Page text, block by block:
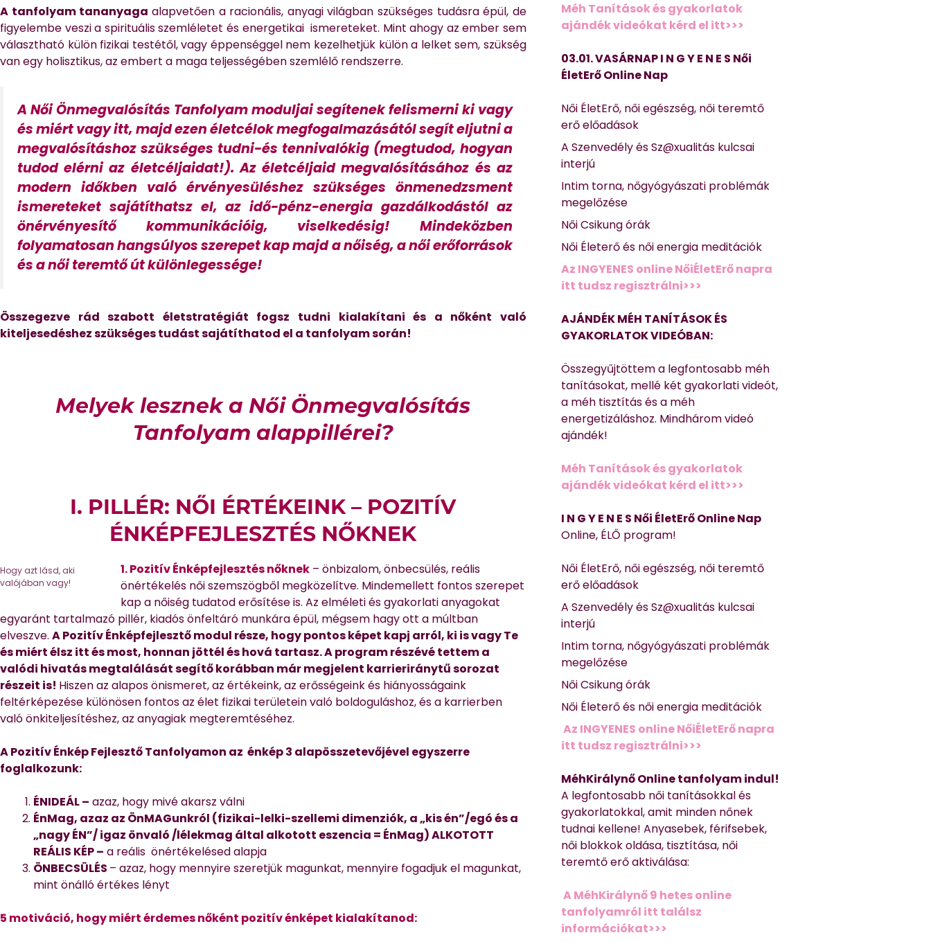
A tanfolyam tananyaga alapvetően a racionális, anyagi világban szükséges tudásra épül, de
figyelembe veszi a spirituális szemléletet és energetikai ismereteket. Mint ahogy az ember sem
választható külön fizikai testétől, vagy éppenséggel nem kezelhetjük külön a lelket sem, szükség
van egy holisztikus, az embert a maga teljességében szemlélő rendszerre.
A Női Önmegvalósítás Tanfolyam moduljai segítenek felismerni ki vagy
és miért vagy itt, majd ezen életcélok megfogalmazásától segít eljutni a
megvalósításhoz szükséges tudni-és tennivalókig (megtudod, hogyan
tudod elérni az életcéljaidat!). Az életcéljaid megvalósításához és az
modern időkben való érvényesüléshez szükséges önmenedzsment
ismereteket sajátíthatsz el, az idő-pénz-energia gazdálkodástól az
önérvényesítő kommunikációig, viselkedésig! Mindeközben
folyamatosan hangsúlyos szerepet kap majd a nőiség, a női erőforrások
és a női teremtő út különlegessége!
Összegezve rád szabott életstratégiát fogsz tudni kialakítani és a nőként való
kiteljesedéshez szükséges tudást sajátíthatod el a tanfolyam során!
Melyek lesznek a Női Önmegvalósítás
Tanfolyam alappillérei?
I. PILLÉR: NŐI ÉRTÉKEINK – POZITÍV
ÉNKÉPFEJLESZTÉS NŐKNEK
Hogy azt lásd, aki
valójában vagy!
1. Pozitív Énképfejlesztés nőknek – önbizalom, önbecsülés, reális
önértékelés női szemszögből megközelítve. Mindemellett fontos szerepet
kap a nőiség tudatod erősítése is. Az elméleti és gyakorlati anyagokat
egyaránt tartalmazó pillér, kiadós önfeltáró munkára épül, mégsem hagy ott a múltban
elveszve. A Pozitív Énképfejlesztő modul része, hogy pontos képet kapj arról, ki is vagy Te
és miért élsz itt és most, honnan jöttél és hová tartasz. A program részévé tettem a
valódi hivatás megtalálását segítő korábban már megjelent karrieriránytű sorozat
részeit is! Hiszen az alapos önismeret, az értékeink, az erősségeink és hiányosságaink
feltérképezése különösen fontos az élet fizikai területein való boldoguláshoz, és a karrierben
való önkiteljesítéshez, az anyagiak megteremtéséhez.
A Pozitív Énkép Fejlesztő Tanfolyamon az énkép 3 alapösszetevőjével egyszerre
foglalkozunk:
ÉNIDEÁL – azaz, hogy mivé akarsz válni
ÉnMag, azaz az ÖnMAGunkról (fizikai-lelki-szellemi dimenziók, a „kis én”/egó és a
„nagy ÉN”/ igaz önvaló /lélekmag által alkotott eszencia = ÉnMag) ALKOTOTT
REÁLIS KÉP – a reális önértékelésed alapja
ÖNBECSÜLÉS – azaz, hogy mennyire szeretjük magunkat, mennyire fogadjuk el magunkat,
mint önálló értékes lényt
5 motiváció, hogy miért érdemes nőként pozitív énképet kialakítanod:
Méh Tanítások és gyakorlatok
ajándék videókat kérd el itt>>>
03.01. VASÁRNAP I N G Y E N E S Női
ÉletErő Online Nap
Női ÉletErő, női egészség, női teremtő
erő előadások
A Szenvedély és Sz@xualitás kulcsai
interjú
Intim torna, nőgyógyászati problémák
megelőzése
Női Csikung órák
Női Életerő és női energia meditációk
Az INGYENES online NőiÉletErő napra
itt tudsz regisztrálni>>>
AJÁNDÉK MÉH TANÍTÁSOK ÉS
GYAKORLATOK VIDEÓBAN:
Összegyűjtöttem a legfontosabb méh
tanításokat, mellé két gyakorlati videót,
a méh tisztítás és a méh
energetizáláshoz. Mindhárom videó
ajándék!
Méh Tanítások és gyakorlatok
ajándék videókat kérd el itt>>>
I N G Y E N E S Női ÉletErő Online Nap
Online, ÉLŐ program!
Női ÉletErő, női egészség, női teremtő
erő előadások
A Szenvedély és Sz@xualitás kulcsai
interjú
Intim torna, nőgyógyászati problémák
megelőzése
Női Csikung órák
Női Életerő és női energia meditációk
Az INGYENES online NőiÉletErő napra
itt tudsz regisztrálni>>>
MéhKirálynő Online tanfolyam indul!
A legfontosabb női tanításokkal és
gyakorlatokkal, amit minden nőnek
tudnai kellene! Anyasebek, férifsebek,
női blokkok oldása, tisztítása, női
teremtő erő aktiválása:
A MéhKirálynő 9 hetes online
tanfolyamról itt találsz
információkat>>>